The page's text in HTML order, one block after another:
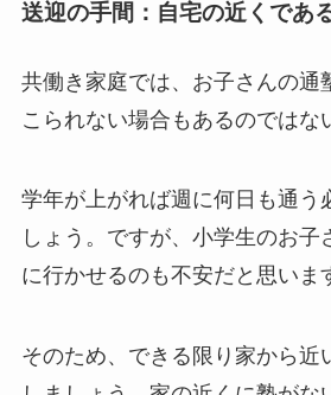
送迎の手間：自宅の近くであ
共働き家庭では、お子さんの通
こられない場合もあるのではな
学年が上がれば週に何日も通う
しょう。ですが、小学生のお子
に行かせるのも不安だと思いま
そのため、できる限り家から近